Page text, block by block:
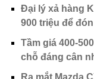
Đại lý xả hàng
900 triệu để
Tầm giá 400-
chỗ đáng cân
Ra mắt Mazda